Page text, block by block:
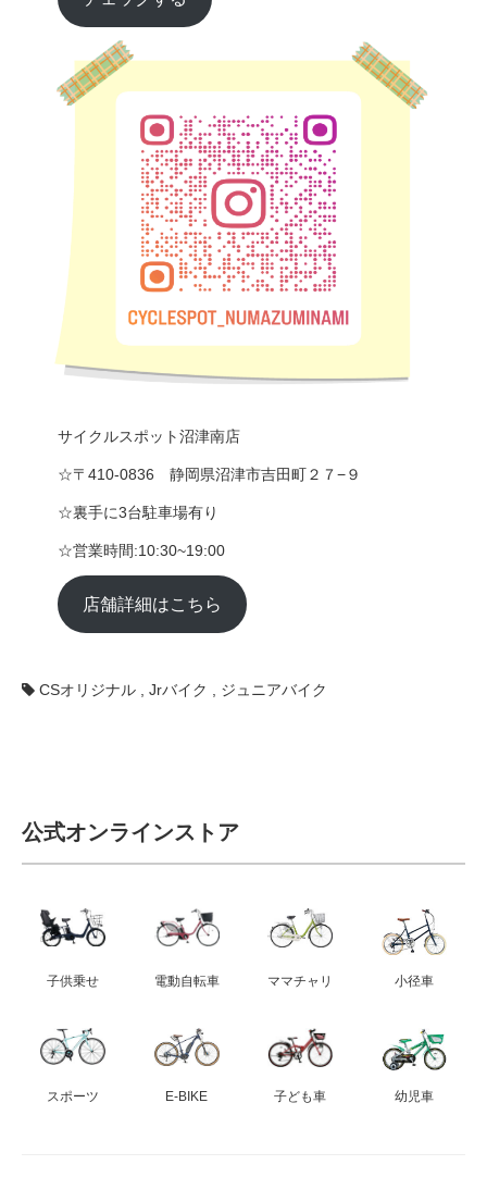
サイクルスポット沼津南店
☆〒410-0836 静岡県沼津市吉田町２７−９
☆裏手に3台駐車場有り
☆営業時間:10:30~19:00
店舗詳細はこちら
CSオリジナル Jrバイク ジュニアバイク
公式オンラインストア
子供乗せ 電動自転車 ママチャリ 小径車
スポーツ E-BIKE 子ども車 幼児車